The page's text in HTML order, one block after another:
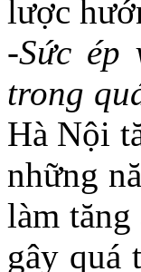
lược
-Sức ép
trong
Hà Nội
những
làm
gây quá